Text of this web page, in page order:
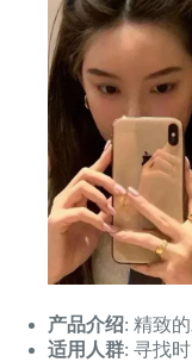
产品介绍: 精致
适用人群: 寻找